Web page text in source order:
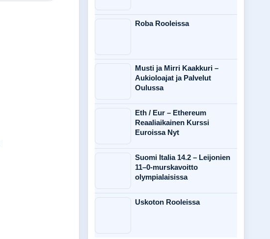
Roba Rooleissa
Musti ja Mirri Kaakkuri –
Aukioloajat ja Palvelut
Oulussa
Eth / Eur – Ethereum
Reaaliaikainen Kurssi
Euroissa Nyt
Suomi Italia 14.2 – Leijonien
11–0-murskavoitto
olympialaisissa
Uskoton Rooleissa